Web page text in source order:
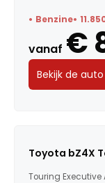
Benzine
vanaf €
Bekijk de
Toyota bZ4X
Touring Executive